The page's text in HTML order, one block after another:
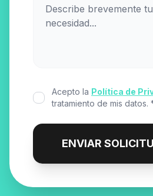
Acepto la Política de
tratamiento de mis datos.
ENVIAR